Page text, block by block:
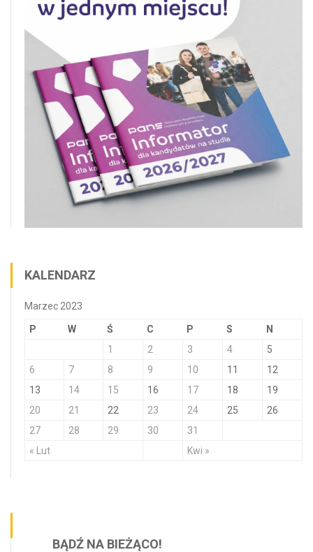
KALENDARZ
Marzec 2023
P W Ś C P S N
« Lut Kwi »
1 2 3 4
5
6
7 8 9 10 11
12
13
14 15 16 17 18
19
20
21 22 23 24 25
26
27
28 29 30 31
BĄDŹ NA BIEŻĄCO!